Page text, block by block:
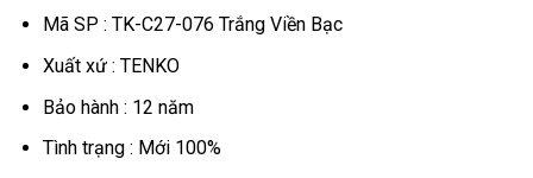
Mã SP : TK-C27-076 Trắng Viền Bạc
Xuất xứ : TENKO
Bảo hành : 12 năm
Tình trạng : Mới 100%